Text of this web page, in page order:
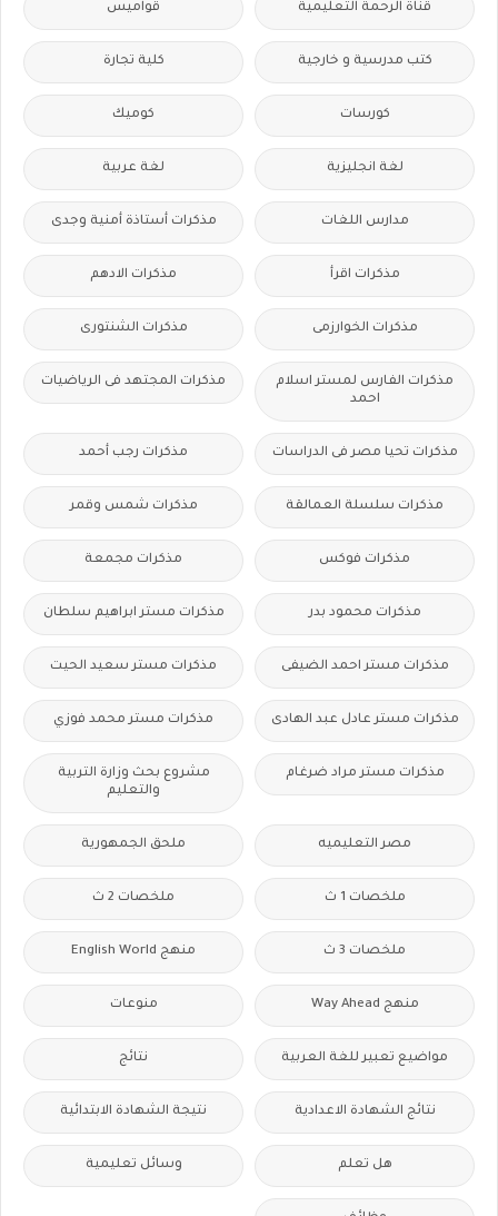
قناة الرحمة التعليمية قواميس
كتب مدرسية و خارجية كلية تجارة
كورسات كوميك
لغة انجليزية لغة عربية
مدارس اللغات مذكرات أستاذة أمنية وجدى
مذكرات اقرأ مذكرات الادهم
مذكرات الخوارزمى مذكرات الشنتورى
مذكرات الفارس لمستر اسلام
احمد
مذكرات المجتهد فى الرياضيات
مذكرات تحيا مصر فى الدراسات مذكرات رجب أحمد
مذكرات سلسلة العمالقة مذكرات شمس وقمر
مذكرات فوكس مذكرات مجمعة
مذكرات محمود بدر مذكرات مستر ابراهيم سلطان
مذكرات مستر احمد الضيفى مذكرات مستر سعيد الحيت
مذكرات مستر عادل عبد الهادى مذكرات مستر محمد فوزي
مذكرات مستر مراد ضرغام
مشروع بحث وزارة التربية
والتعليم
مصر التعليميه ملحق الجمهورية
ملخصات 1 ث ملخصات 2 ث
ملخصات 3 ث منهج English World
منهج Way Ahead منوعات
مواضيع تعبير للغة العربية نتائج
نتائج الشهادة الاعدادية نتيجة الشهادة الابتدائية
هل تعلم وسائل تعليمية